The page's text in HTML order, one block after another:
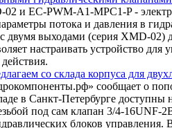
и EC-PWM-A1-MPC1-P -
потока и давления в
выходами (серия XMD-02)
настраивать устройство
со склада корпуса для
сообщает о
в Санкт-Петербурге
под сам клапан 3/4-16UNF-
блоков управления.